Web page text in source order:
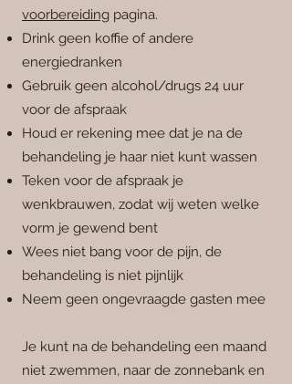
voorbereiding pagina.
Drink geen koffie of andere
energiedranken
Gebruik geen alcohol/drugs 24 uur
voor de afspraak
Houd er rekening mee dat je na de
behandeling je haar niet kunt wassen
Teken voor de afspraak je
wenkbrauwen, zodat wij weten welke
vorm je gewend bent
Wees niet bang voor de pijn, de
behandeling is niet pijnlijk
Neem geen ongevraagde gasten mee
Je kunt na de behandeling een maand
niet zwemmen, naar de zonnebank en